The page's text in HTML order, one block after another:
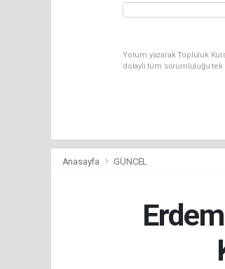
Yorum yazarak Topluluk
dolaylı tüm sorumluluğu
Anasayfa GÜNCEL